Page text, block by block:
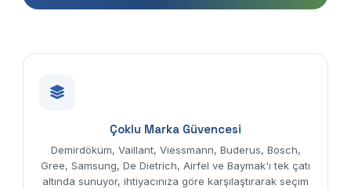
Çoklu Marka Güvencesi
Demirdöküm, Vaillant, Viessmann, Buderus, Bosch,
Gree, Samsung, De Dietrich, Airfel ve Baymak'ı tek çatı
altında sunuyor, ihtiyacınıza göre karşılaştırarak seçim